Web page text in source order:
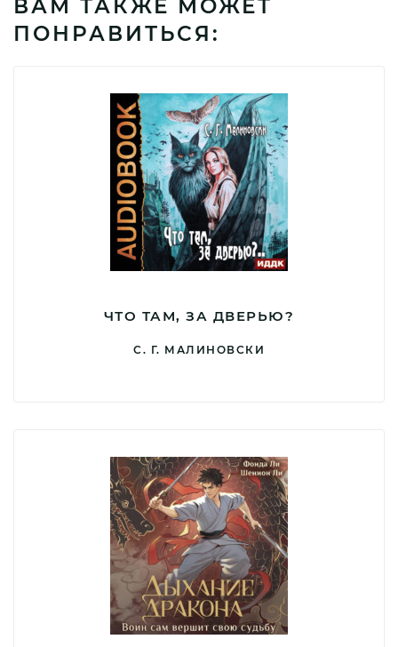
ВАМ ТАКЖЕ МОЖЕТ
ПОНРАВИТЬСЯ:
ЧТО ТАМ, ЗА ДВЕРЬЮ?
С. Г. МАЛИНОВСКИ